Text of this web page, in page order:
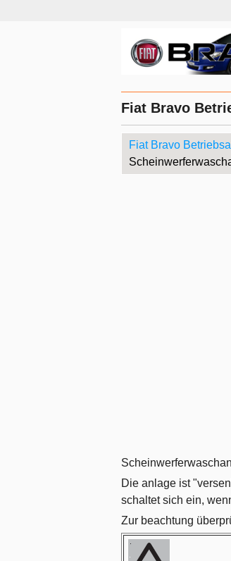
Fiat Bravo
Fiat Bravo
Die anlage ist
schaltet sich ein,
Zur beachtung